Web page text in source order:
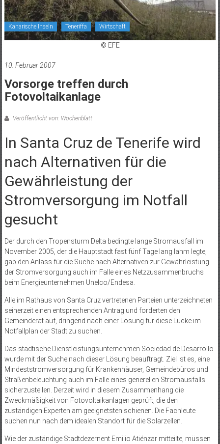
Kanarische Inseln Teneriffa Wirtschaft
© EFE
10. Februar 2007
Vorsorge treffen durch
Fotovoltaikanlage
Veröffentlicht von: Wochenblatt
In Santa Cruz de Tenerife wird
nach Alternativen für die
Gewährleistung der
Stromversorgung im Notfall
gesucht
Der durch den Tropensturm Delta bedingte lange Stromausfall im
November 2005, der die Hauptstadt fast fünf Tage lang lahm legte,
gab den Anlass für die Suche nach Alternativen zur Gewährleistung
der Stromversorgung auch im Falle eines Netzzusammenbruchs
beim Energieunternehmen Unelco/Endesa.
Alle im Rathaus von Santa Cruz vertretenen Parteien unterzeichneten
seinerzeit einen entsprechenden Antrag und forderten den
Gemeinderat auf, dringend nach einer Lösung für diese Lücke im
Notfallplan der Stadt zu suchen.
Das städtische Dienstleistungsunternehmen Sociedad de Desarrollo
wurde mit der Suche nach dieser Lösung beauftragt. Ziel ist es, eine
Mindeststromversorgung für Krankenhäuser, Gemeindebüros und
Straßenbeleuchtung auch im Falle eines generellen Stromausfalls
sicherzustellen. Derzeit wird in diesem Zusammenhang die
Zweckmäßigkeit von Fotovoltaikanlagen geprüft, die den
zuständigen Experten am geeignetsten schienen. Die Fachleute
suchen nun nach dem idealen Standort für die Solarzellen.
Wie der zuständige Stadtdezernent Emilio Atiénzar mitteilte, müssen